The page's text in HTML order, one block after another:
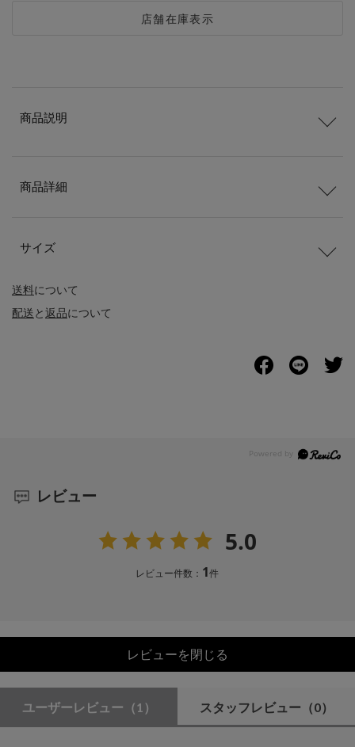
店舗在庫表示
送料について
配送と返品について
商品説明
商品詳細
サイズ
レビュー
5.0
レビュー件数： 1件
レビューを閉じる
ユーザーレビュー （1） スタッフレビュー （0）